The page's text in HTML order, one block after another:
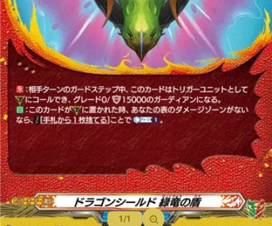
【DZ】デッキなど
【D】ブースター
【D】その他ブースター
【D】デッキなど
【DPR】PRカード
1/1